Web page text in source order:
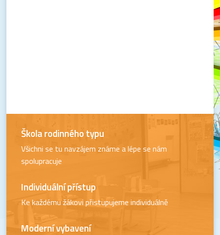
Škola rodinného typu
Všichni se tu navzájem známe a lépe se nám
spolupracuje
Individuální přístup
Ke každému žákovi přistupujeme individuálně
Moderní vybavení